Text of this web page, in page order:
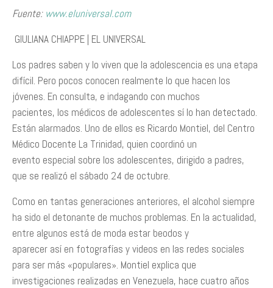
Fuente: www.eluniversal.com
GIULIANA CHIAPPE | EL UNIVERSAL
Los padres saben ­y lo viven­ que la adolescencia es una etapa
difícil. Pero pocos conocen realmente lo que hacen los
jóvenes. En consulta, e indagando con muchos
pacientes, los médicos de adolescentes sí lo han detectado.
Están alarmados. Uno de ellos es Ricardo Montiel, del Centro
Médico Docente La Trinidad, quien coordinó un
evento especial sobre los adolescentes, dirigido a padres,
que se realizó el sábado 24 de octubre.
Como en tantas generaciones anteriores, el alcohol siempre
ha sido el detonante de muchos problemas. En la actualidad,
entre algunos está de moda estar beodos y
aparecer así en fotografías y videos en las redes sociales
para ser más «populares». Montiel explica que
investigaciones realizadas en Venezuela, hace cuatro años